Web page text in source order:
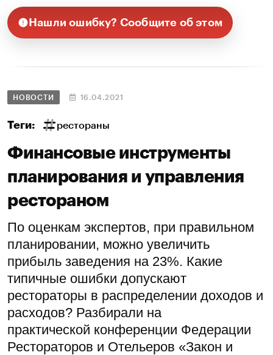
Нашли ошибку? Сообщите об этом
НОВОСТИ 16.04.2021
Теги: рестораны
Финансовые инструменты
планирования и управления
рестораном
По оценкам экспертов, при правильном
планировании, можно увеличить
прибыль заведения на 23%. Какие
типичные ошибки допускают
рестораторы в распределении доходов и
расходов? Разбирали на
практической конференции Федерации
Рестораторов и Отельеров «Закон и